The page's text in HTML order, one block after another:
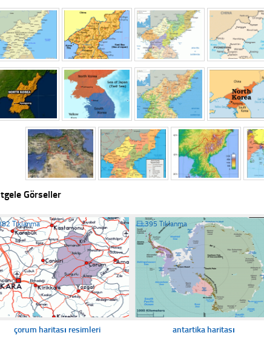
Görseller
Tıklanma
çorum haritası resimleri
☐395 Tıklanma
antartika haritası